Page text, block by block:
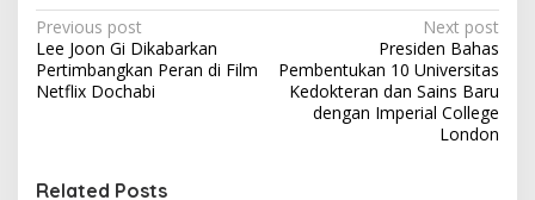
P
o
s
Previous post
Lee Joon Gi Dikabarkan
Pertimbangkan Peran di Film
Netflix Dochabi
Next post
Presiden Bahas
Pembentukan 10 Universitas
Kedokteran dan Sains Baru
dengan Imperial College
London
Related Posts